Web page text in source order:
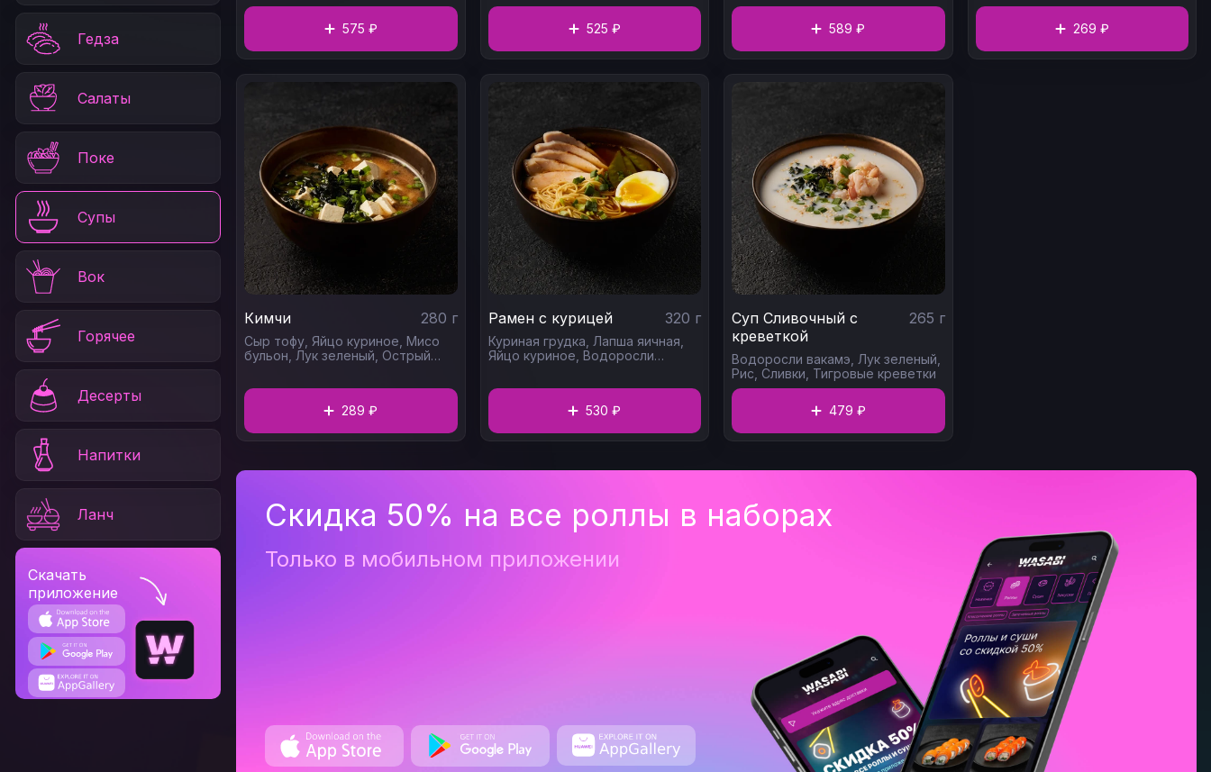
Гедза
Салаты
Поке
Супы
Вок
Горячее
Десерты
Напитки
Ланч
Скачать
приложение
575 ₽
525 ₽ 589 ₽ 269 ₽
Кимчи 280 г
Сыр тофу, Яйцо куриное, Мисо
бульон, Лук зеленый, Острый
289 ₽
Рамен с курицей 320 г
Куриная грудка, Лапша яичная,
Яйцо куриное, Водоросли
530 ₽
Суп Сливочный с
креветкой
265 г
Водоросли вакамэ, Лук зеленый,
Рис, Сливки, Тигровые креветки
479 ₽
Скидка 50% на все роллы в наборах
Только в мобильном приложении